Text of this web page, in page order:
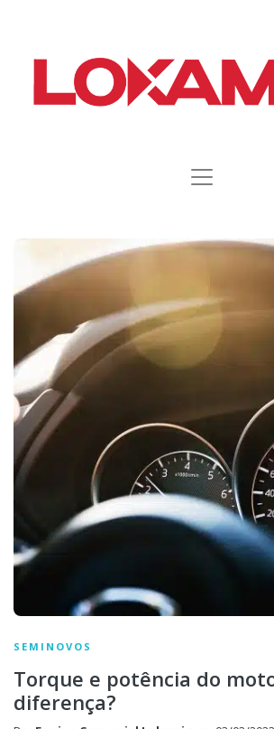
SEMINOVOS
Torque e potência do
diferença?